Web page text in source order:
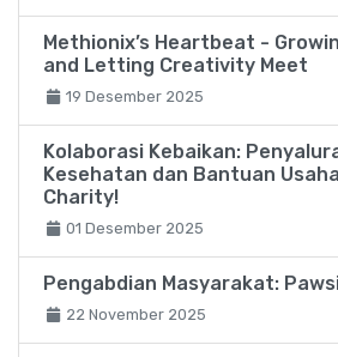
Methionix’s Heartbeat -
and Letting Creativity Meet
19 Desember 2025
Kolaborasi Kebaikan:
Kesehatan dan Bantuan
Charity!
01 Desember 2025
Pengabdian Masyarakat:
22 November 2025